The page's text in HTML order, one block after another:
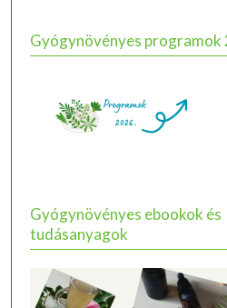
Gyógynövényes programok
Gyógynövényes ebookok és
tudásanyagok